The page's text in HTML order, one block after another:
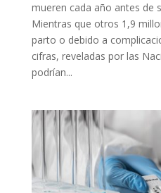
mueren cada año antes de
Mientras que otros 1,9
parto o debido a
cifras, reveladas por las
podrían...